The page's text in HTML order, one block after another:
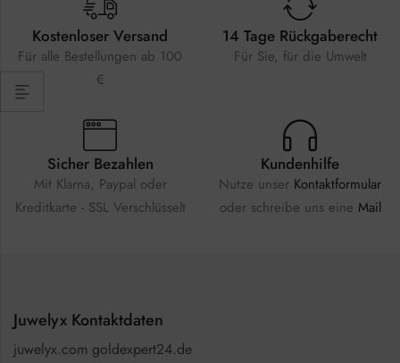
Kostenloser Versand
Für alle Bestellungen ab 100
€
14 Tage Rückgaberecht
Für Sie, für die Umwelt
Sicher Bezahlen
Mit Klarna, Paypal oder
Kreditkarte - SSL Verschlüsselt
Kundenhilfe
Nutze unser Kontaktformular
oder schreibe uns eine Mail
Juwelyx Kontaktdaten
juwelyx.com goldexpert24.de